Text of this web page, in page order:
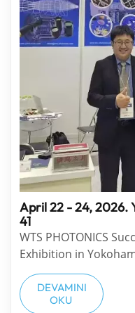
April 22 - 24, 2026.
41
WTS PHOTONICS
Exhibition in Yokohama, Japan
24, 2026, OPIE26
Japan. WTS
Booth #I-41,
DEVAMINI
OKU